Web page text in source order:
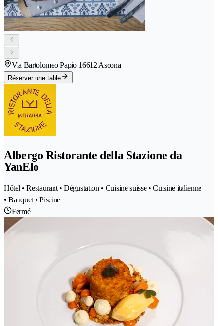
Via Bartolomeo Papio 16612 Ascona
Réserver une table
Albergo Ristorante della Stazione da
YanElo
Hôtel • Restaurant • Dégustation • Cuisine suisse • Cuisine italienne
• Banquet • Piscine
Fermé